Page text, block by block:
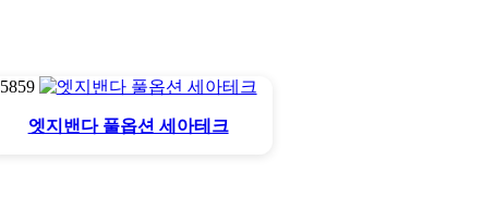
5859
엣지밴다 풀옵션 세아테크